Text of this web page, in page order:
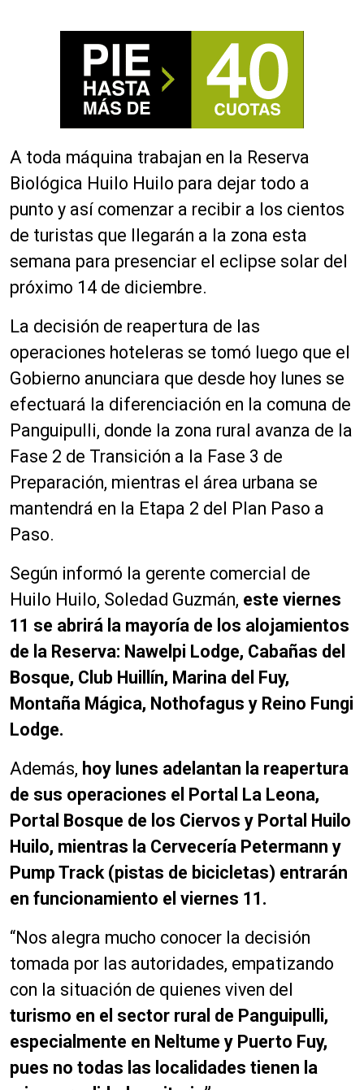
A toda máquina trabajan en la Reserva
Biológica Huilo Huilo para dejar todo a
punto y así comenzar a recibir a los cientos
de turistas que llegarán a la zona esta
semana para presenciar el eclipse solar del
próximo 14 de diciembre.
La decisión de reapertura de las
operaciones hoteleras se tomó luego que el
Gobierno anunciara que desde hoy lunes se
efectuará la diferenciación en la comuna de
Panguipulli, donde la zona rural avanza de la
Fase 2 de Transición a la Fase 3 de
Preparación, mientras el área urbana se
mantendrá en la Etapa 2 del Plan Paso a
Paso.
Según informó la gerente comercial de
Huilo Huilo, Soledad Guzmán, este viernes
11 se abrirá la mayoría de los alojamientos
de la Reserva: Nawelpi Lodge, Cabañas del
Bosque, Club Huillín, Marina del Fuy,
Montaña Mágica, Nothofagus y Reino Fungi
Lodge.
Además, hoy lunes adelantan la reapertura
de sus operaciones el Portal La Leona,
Portal Bosque de los Ciervos y Portal Huilo
Huilo, mientras la Cervecería Petermann y
Pump Track (pistas de bicicletas) entrarán
en funcionamiento el viernes 11.
“Nos alegra mucho conocer la decisión
tomada por las autoridades, empatizando
con la situación de quienes viven del
turismo en el sector rural de Panguipulli,
especialmente en Neltume y Puerto Fuy,
pues no todas las localidades tienen la